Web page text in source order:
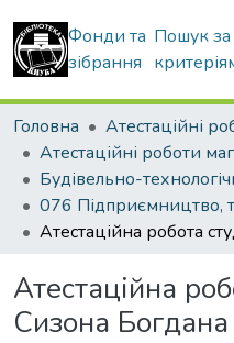
Фонди та
зібрання
Пошук за
Головна
Атестаційна
Сизона